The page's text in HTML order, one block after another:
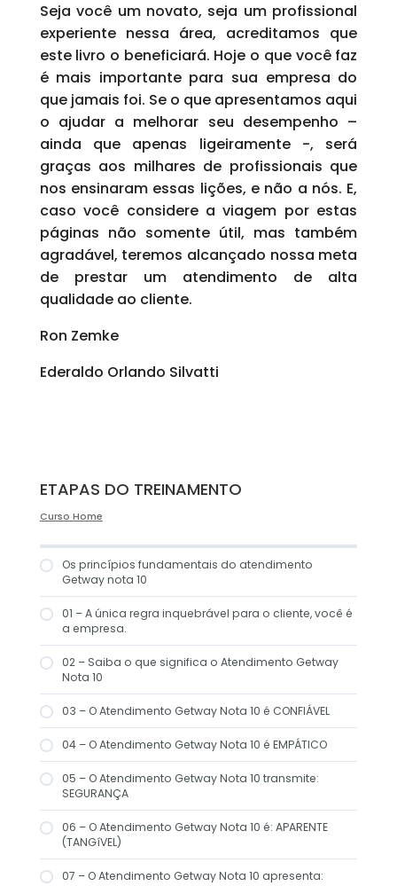
Seja você um novato, seja um profissional
experiente nessa área, acreditamos que
este livro o beneficiará. Hoje o que você faz
é mais importante para sua empresa do
que jamais foi. Se o que apresentamos aqui
o ajudar a melhorar seu desempenho –
ainda que apenas ligeiramente -, será
graças aos milhares de profissionais que
nos ensinaram essas lições, e não a nós. E,
caso você considere a viagem por estas
páginas não somente útil, mas também
agradável, teremos alcançado nossa meta
de prestar um atendimento de alta
qualidade ao cliente.
Ron Zemke
Ederaldo Orlando Silvatti
ETAPAS DO TREINAMENTO
Curso Home
Os princípios fundamentais do atendimento
Getway nota 10
01 – A única regra inquebrável para o cliente, você é
a empresa.
02 – Saiba o que significa o Atendimento Getway
Nota 10
03 – O Atendimento Getway Nota 10 é CONFIÁVEL
04 – O Atendimento Getway Nota 10 é EMPÁTICO
05 – O Atendimento Getway Nota 10 transmite:
SEGURANÇA
06 – O Atendimento Getway Nota 10 é: APARENTE
(TANGíVEL)
07 – O Atendimento Getway Nota 10 apresenta: